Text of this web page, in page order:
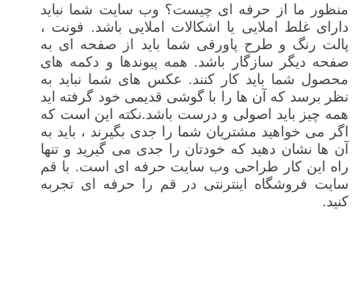
منظور ما از حرفه ای چیست؟ وب سایت شما نباید
دارای غلط املایی یا اشکالات املایی باشد. فونت ،
پالت رنگ و طرح پاورقی شما باید از صفحه ای به
صفحه دیگر سازگار باشد. همه پیوندها و دکمه های
محصول شما باید کار کنند. عکس های شما نباید به
نظر برسد که آن ها را با گوشی قدیمی خود گرفته اید
همه چیز باید اصولی و درست باشد.نکته این است که
اگر می خواهید مشتریان شما را جدی بگیرند ، باید به
آن ها نشان دهید که خودتان را جدی می گیرید و تنها
راه این کار طراحی وب سایت حرفه ای است. با قم
سایت فروشگاه اینترنتی در قم را حرفه ای تجربه
کنید.